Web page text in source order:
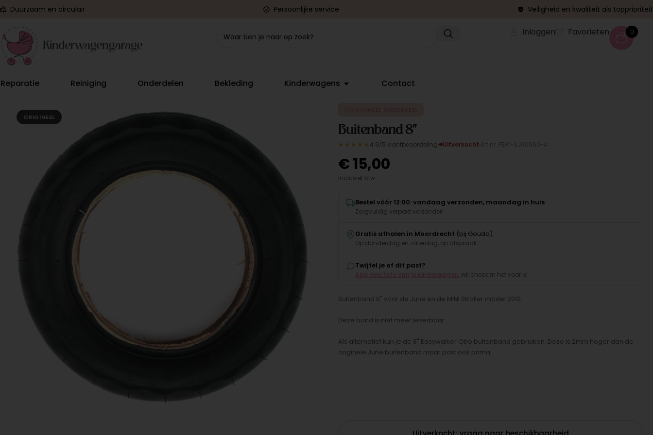
Duurzaam en circulair Persoonlijke service Veiligheid en kwaliteit als topprioriteit
Inloggen Favorieten 0
Reparatie Reiniging Onderdelen Bekleding Kinderwagens Contact
ORIGINEEL
Buitenband 8"
★★★★★ 4.9/5 klantbeoordeling Uitverkocht
€15,00
Inclusief btw
Bestel vóór 12:00: vandaag verzonden, maandag in huis
Zorgvuldig verpakt verzonden
Gratis afhalen in Moordrecht (bij Gouda)
Op donderdag en zaterdag, op afspraak
Twijfel je of dit past?
, wij checken het voor je
Buitenband 8" voor de June en de MINI Stroller model 2013.
Deze band is niet meer leverbaar.
Als alternatief kun je de 8" Easywalker Qtro buitenband gebruiken. Deze is 2mm hoger dan de
originele June buitenband maar past ook prima.